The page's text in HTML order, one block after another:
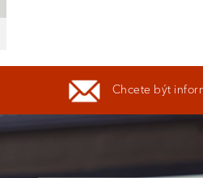
Chcete být